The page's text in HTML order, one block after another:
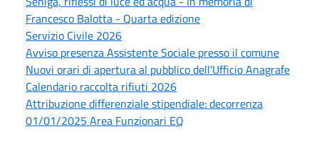
Francesco Balotta - Quarta edizione
Servizio Civile 2026
Avviso presenza Assistente Sociale presso il comune
Nuovi orari di apertura al pubblico dell’Ufficio Anagrafe
Calendario raccolta rifiuti 2026
Attribuzione differenziale stipendiale: decorrenza
01/01/2025 Area Funzionari EQ